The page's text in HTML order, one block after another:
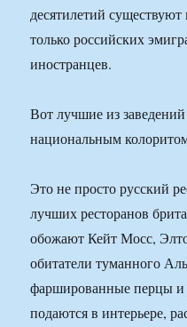
десятилетий
только российских
иностранцев.
Вот лучшие из
национальным
Это не просто русский
лучших ресторанов
обожают Кейт Мосс,
обитатели туманного
фаршированные перцы и
подаются в интерьере,